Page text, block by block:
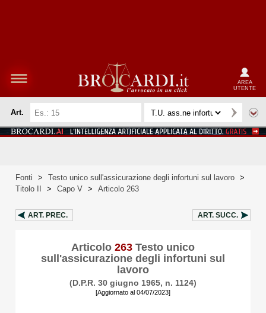
AREA
UTENTE
Art.
Fonti > Testo unico sull'assicurazione degli infortuni sul lavoro >
Titolo II
> Capo V > Articolo 263
ART. PREC. ART. SUCC.
Articolo 263 Testo unico
sull'assicurazione degli infortuni sul
lavoro
(D.P.R. 30 giugno 1965, n. 1124)
[Aggiornato al 04/07/2023]